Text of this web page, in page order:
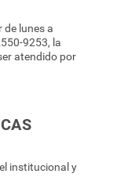
de lunes a
9253, la
atendido por
institucional y